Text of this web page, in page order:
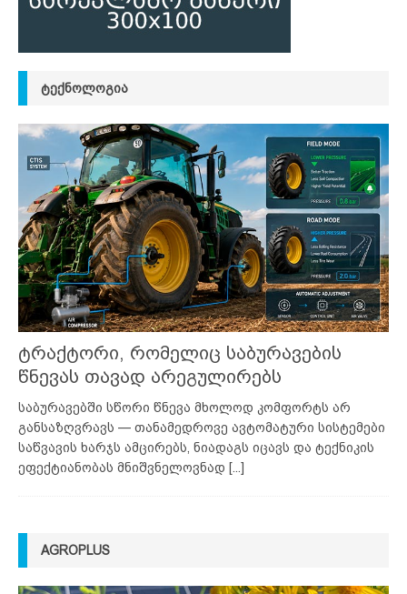
ᲢᲔᲥᲜᲝᲚᲝᲒᲘᲐ
ტრაქტორი, რომელიც საბურავების
წნევას თავად არეგულირებს
საბურავებში სწორი წნევა მხოლოდ კომფორტს არ
განსაზღვრავს — თანამედროვე ავტომატური სისტემები
საწვავის ხარჯს ამცირებს, ნიადაგს იცავს და ტექნიკის
ეფექტიანობას მნიშვნელოვნად [...]
AGROPLUS